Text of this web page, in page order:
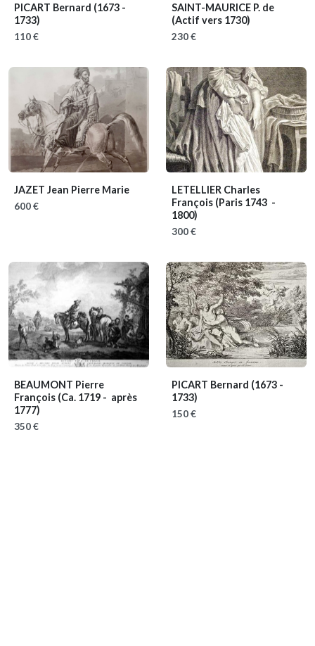
PICART Bernard (1673 -
1733)
110 €
SAINT-MAURICE P. de
(Actif vers 1730)
230 €
JAZET Jean Pierre Marie
600 €
LETELLIER Charles
François (Paris 1743 -
1800)
300 €
BEAUMONT Pierre
François (Ca. 1719 - après
1777)
350 €
PICART Bernard (1673 -
1733)
150 €